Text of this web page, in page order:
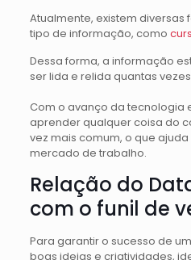
Atualmente, existem diversas
tipo de informação, como
Dessa forma, a informação
ser lida e relida quantas
Com o avanço da tecnologia
aprender qualquer coisa do
vez mais comum, o que
mercado de trabalho.
Relação do
com o funil de
Para garantir o sucesso de
boas ideias e criatividades,